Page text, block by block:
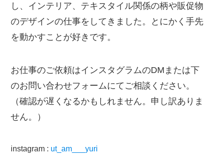
し、インテリア、テキスタイル関係の柄や販促物
のデザインの仕事をしてきました。とにかく手先
を動かすことが好きです。
お仕事のご依頼はインスタグラムのDMまたは下
のお問い合わせフォームにてご相談ください。
（確認が遅くなるかもしれません。申し訳ありま
せん。）
instagram : ut_am___yuri